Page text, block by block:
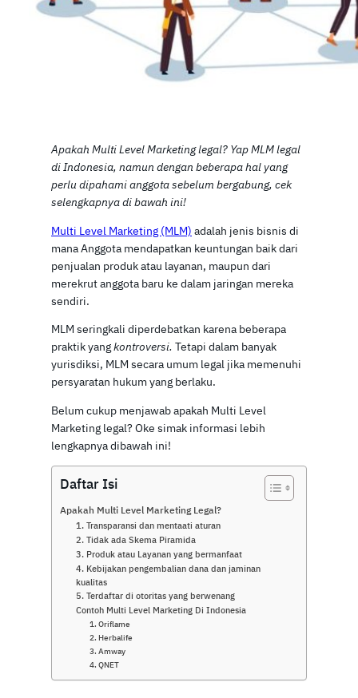
Apakah Multi Level Marketing legal? Yap MLM legal
di Indonesia, namun dengan beberapa hal yang
perlu dipahami anggota sebelum bergabung, cek
selengkapnya di bawah ini!
Multi Level Marketing (MLM) adalah jenis bisnis di
mana Anggota mendapatkan keuntungan baik dari
penjualan produk atau layanan, maupun dari
merekrut anggota baru ke dalam jaringan mereka
sendiri.
MLM seringkali diperdebatkan karena beberapa
praktik yangkontroversi. Tetapi dalam banyak
yurisdiksi, MLM secara umum legal jika memenuhi
persyaratan hukum yang berlaku.
Belum cukup menjawab apakah Multi Level
Marketing legal? Oke simak informasi lebih
lengkapnya dibawah ini!
Daftar Isi
Apakah Multi Level Marketing Legal?
1. Transparansi dan mentaati aturan
2. Tidak ada Skema Piramida
3. Produk atau Layanan yang bermanfaat
4. Kebijakan pengembalian dana dan jaminan
kualitas
5. Terdaftar di otoritas yang berwenang
Contoh Multi Level Marketing Di Indonesia
1. Oriflame
2. Herbalife
3. Amway
4. QNET